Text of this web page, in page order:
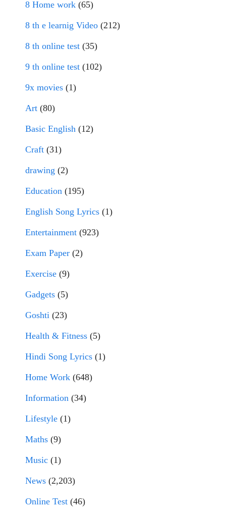
8 Home work (65)
8 th e learnig Video (212)
8 th online test (35)
9 th online test (102)
9x movies (1)
Art (80)
Basic English (12)
Craft (31)
drawing (2)
Education (195)
English Song Lyrics (1)
Entertainment (923)
Exam Paper (2)
Exercise (9)
Gadgets (5)
Goshti (23)
Health & Fitness (5)
Hindi Song Lyrics (1)
Home Work (648)
Information (34)
Lifestyle (1)
Maths (9)
Music (1)
News (2,203)
Online Test (46)